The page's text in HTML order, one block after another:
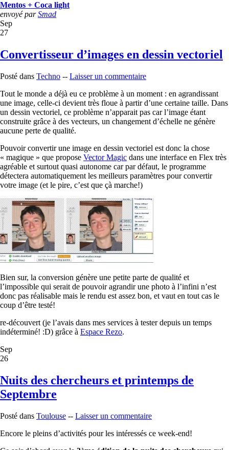
Mentos + Coca light
envoyé parSmad
Sep
27
Convertisseur d’images en dessin vectoriel
Posté dans Techno -- Laisser un commentaire
Tout le monde a déjà eu ce problème à un moment : en agrandissant
une image, celle-ci devient très floue à partir d’une certaine taille. Dans
un dessin vectoriel, ce problème n’apparait pas car l’image étant
construite grâce à des vecteurs, un changement d’échelle ne génère
aucune perte de qualité.
Pouvoir convertir une image en dessin vectoriel est donc la chose
« magique » que propose Vector Magic dans une interface en Flex très
agréable et surtout quasi autonome car par défaut, le programme
détectera automatiquement les meilleurs paramètres pour convertir
votre image (et le pire, c’est que çà marche!)
Bien sur, la conversion génère une petite parte de qualité et
l’impossible qui serait de pouvoir agrandir une photo à l’infini n’est
donc pas réalisable mais le rendu est assez bon, et vaut en tout cas le
coup d’être testé!
re-découvert (je l’avais dans mes services à tester depuis un temps
indéterminé! :D) grâce à Espace Rezo.
Sep
26
Nuits des chercheurs et printemps de
Septembre
Posté dans Toulouse -- Laisser un commentaire
Encore le pleins d’activités pour les intéressés ce week-end!